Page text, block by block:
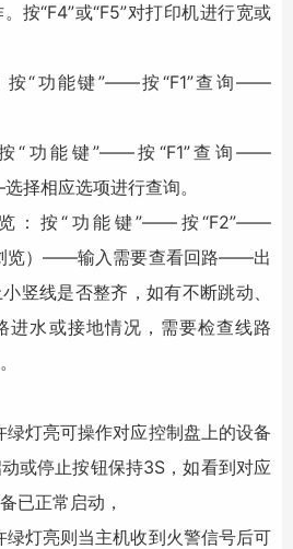
按“F4”或“F5”对打印机进行宽或
按“功能键”――按“F1”查询――
“功能键”――按“F1”查询――
择相应选项进行查询。
：按“功能键”――按“F2”――
览）――输入需要查看回路――出
竖线是否整齐，如有不断跳动、
进水或接地情况，需要检查线路
灯亮可操作对应控制盘上的设备
或停止按钮保持3S，如看到对应
已正常启动，
灯亮则当主机收到火警信号后可